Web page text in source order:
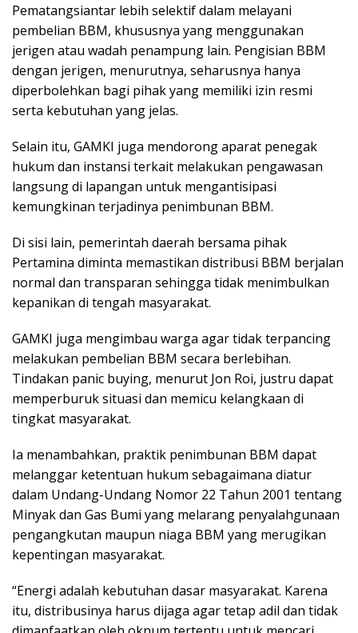
Pematangsiantar lebih selektif dalam melayani
pembelian BBM, khususnya yang menggunakan
jerigen atau wadah penampung lain. Pengisian BBM
dengan jerigen, menurutnya, seharusnya hanya
diperbolehkan bagi pihak yang memiliki izin resmi
serta kebutuhan yang jelas.
Selain itu, GAMKI juga mendorong aparat penegak
hukum dan instansi terkait melakukan pengawasan
langsung di lapangan untuk mengantisipasi
kemungkinan terjadinya penimbunan BBM.
Di sisi lain, pemerintah daerah bersama pihak
Pertamina diminta memastikan distribusi BBM berjalan
normal dan transparan sehingga tidak menimbulkan
kepanikan di tengah masyarakat.
GAMKI juga mengimbau warga agar tidak terpancing
melakukan pembelian BBM secara berlebihan.
Tindakan panic buying, menurut Jon Roi, justru dapat
memperburuk situasi dan memicu kelangkaan di
tingkat masyarakat.
Ia menambahkan, praktik penimbunan BBM dapat
melanggar ketentuan hukum sebagaimana diatur
dalam Undang-Undang Nomor 22 Tahun 2001 tentang
Minyak dan Gas Bumi yang melarang penyalahgunaan
pengangkutan maupun niaga BBM yang merugikan
kepentingan masyarakat.
“Energi adalah kebutuhan dasar masyarakat. Karena
itu, distribusinya harus dijaga agar tetap adil dan tidak